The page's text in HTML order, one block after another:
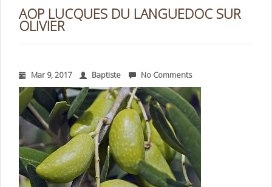
AOP LUCQUES DU LANGUEDOC SUR
OLIVIER
Mar 9, 2017 Baptiste No Comments